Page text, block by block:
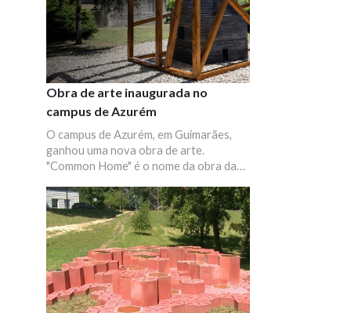
aniversário da UMinho.
Obra de arte inaugurada no
campus de Azurém
O campus de Azurém, em Guimarães,
ganhou uma nova obra de arte.
"Common Home" é o nome da obra da
cedida pelo dst group e Zet gallery à
UMinho. Fica situada no campus de
Azurém, no pátio em frente às escolas
de Arquitetura, Arte e Design, Ciências
e Engenharia e celebra os 50 anos da
UMinho.